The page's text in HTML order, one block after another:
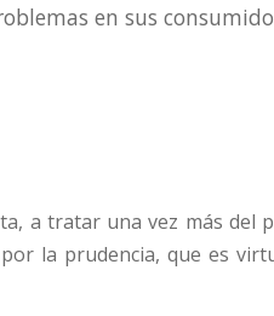
en sus
tratar una vez más del
la prudencia, que es